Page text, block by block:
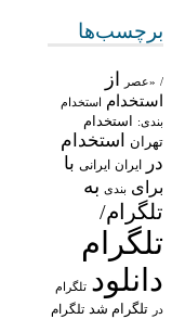
برچسب‌ها
/ «عصر از
استخدام استخدام
بندی: استخدام
تهران
استخدام
در
ایران ایرانی با
برای بندی به
تلگرام/
تلگرام
دانلود تلگرام
در تلگرام شد تلگرام